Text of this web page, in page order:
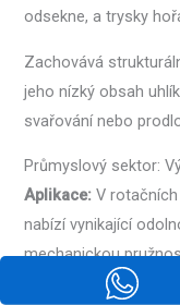
odsekne, a trysky
Zachovává
jeho nízký obsah
svařování nebo
Průmyslový sektor:
Aplikace: V
nabízí vynikající
mechanickou
Průmyslový sektor: